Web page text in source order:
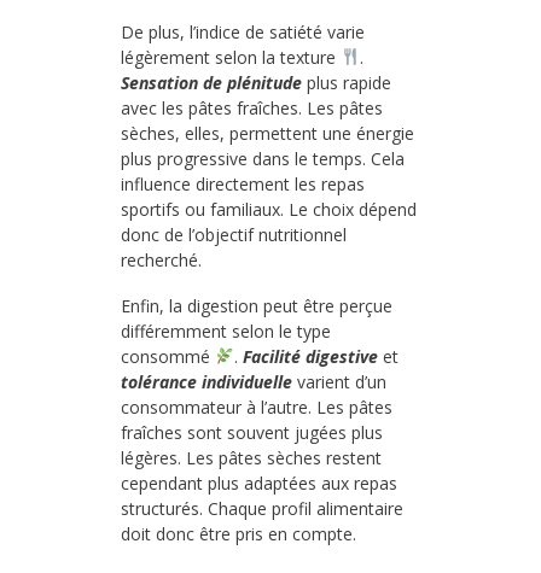
De plus, l’indice de satiété varie
légèrement selon la texture
.
Sensation de plénitude plus rapide
avec les pâtes fraîches. Les pâtes
sèches, elles, permettent une énergie
plus progressive dans le temps. Cela
influence directement les repas
sportifs ou familiaux. Le choix dépend
donc de l’objectif nutritionnel
recherché.
Enfin, la digestion peut être perçue
différemment selon le type
consommé
. Facilité digestiveet
tolérance individuelle varient d’un
consommateur à l’autre. Les pâtes
fraîches sont souvent jugées plus
légères. Les pâtes sèches restent
cependant plus adaptées aux repas
structurés. Chaque profil alimentaire
doit donc être pris en compte.